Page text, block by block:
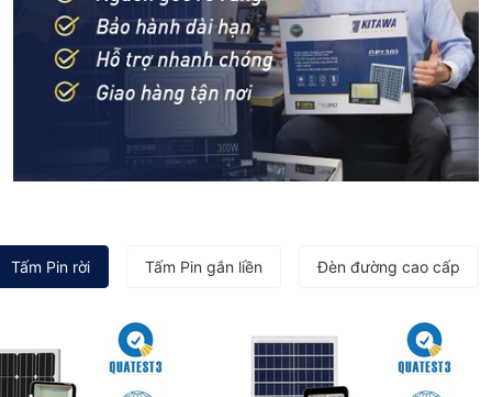
Tấm Pin rời Tấm Pin gắn liền Đèn đường cao cấp